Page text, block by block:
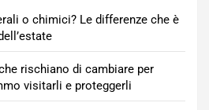
o chimici? Le differenze che è
rischiano di cambiare per
visitarli e proteggerli